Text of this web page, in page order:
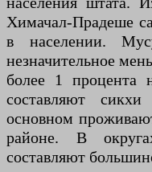
Химачал-Прадеше
в населении.
незначительное
более 1 процента
составляют
основном
районе. В
составляют